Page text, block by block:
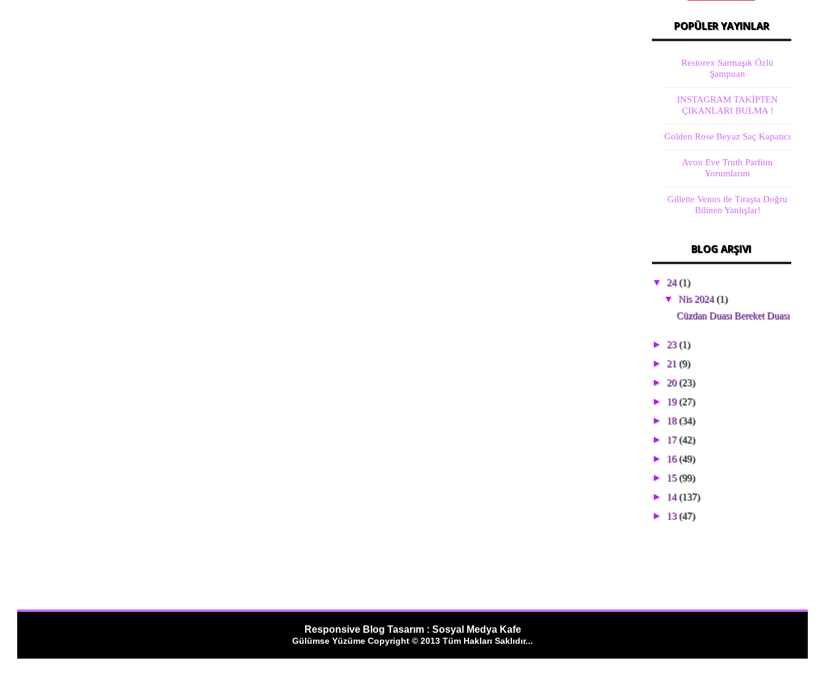
POPÜLER YAYINLAR
Restorex Sarmaşık Özlü
Şampuan
INSTAGRAM TAKİPTEN
ÇIKANLARI BULMA !
Golden Rose Beyaz Saç Kapatıcı
Avon Eve Truth Parfüm
Yorumlarım
Gillette Venus ile Tıraşta Doğru
Bilinen Yanlışlar!
BLOG ARŞIVI
▼ 24(1)
▼ Nis 2024(1)
Cüzdan Duası Bereket Duası
► 23(1)
► 21 (9)
► 20(23)
► 19(27)
► 18(34)
► 17(42)
► 16(49)
► 15(99)
► 14(137)
► 13(47)
Responsive Blog Tasarım : Sosyal Medya Kafe
Gülümse Yüzüme Copyright © 2013 Tüm Hakları Saklıdır...